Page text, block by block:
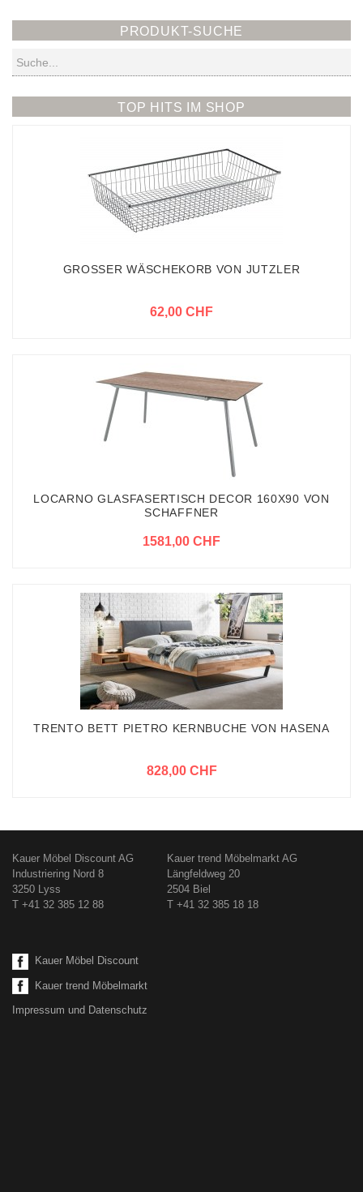
PRODUKT-SUCHE
Suchen
TOP HITS IM SHOP
GROSSER WÄSCHEKORB VON JUTZLER
62,00 CHF
LOCARNO GLASFASERTISCH DECOR 160X90 VON
SCHAFFNER
1581,00 CHF
TRENTO BETT PIETRO KERNBUCHE VON HASENA
828,00 CHF
Kauer Möbel Discount AG
Industriering Nord 8
3250 Lyss
T +41 32 385 12 88
Kauer trend Möbelmarkt AG
Längfeldweg 20
2504 Biel
T +41 32 385 18 18
Kauer Möbel Discount
Kauer trend Möbelmarkt
Impressum und Datenschutz